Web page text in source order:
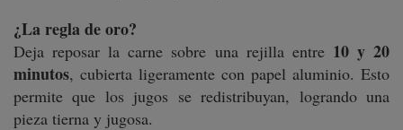
¿La regla de oro?
Deja reposar la carne sobre una rejilla entre 10 y 20
minutos, cubierta ligeramente con papel aluminio. Esto
permite que los jugos se redistribuyan, logrando una
pieza tierna y jugosa.